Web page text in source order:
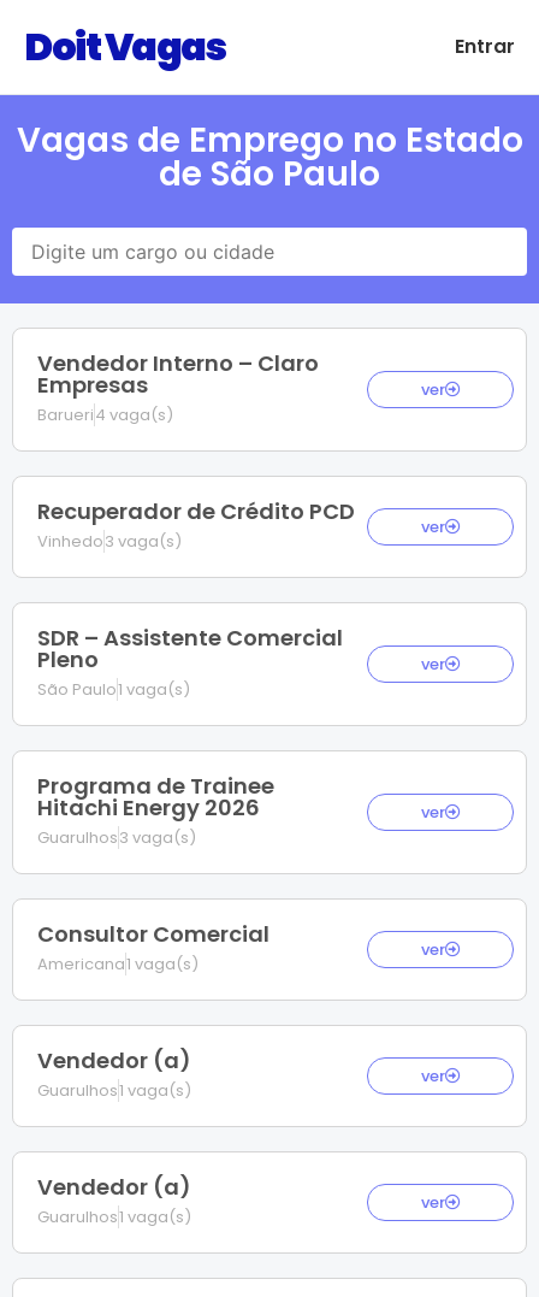
Doit Vagas Entrar
Vagas de Emprego no Estado
de São Paulo
Vendedor Interno – Claro
Empresas
Barueri4 vaga(s)
ver
Recuperador de Crédito PCD
Vinhedo3 vaga(s)
ver
SDR – Assistente Comercial
Pleno
São Paulo1 vaga(s)
ver
Programa de Trainee
Hitachi Energy 2026
Guarulhos3 vaga(s)
ver
Consultor Comercial
Americana1 vaga(s)
ver
Vendedor (a)
Guarulhos1 vaga(s)
ver
Vendedor (a)
Guarulhos1 vaga(s)
ver